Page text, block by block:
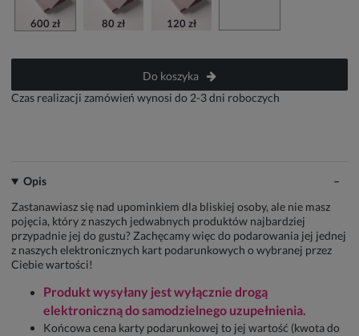
600 zł 80 zł 120 zł
Do koszyka
Czas realizacji zamówień wynosi do 2-3 dni roboczych
Opis
Zastanawiasz się nad upominkiem dla bliskiej osoby, ale nie masz
pojęcia, który z naszych jedwabnych produktów najbardziej
przypadnie jej do gustu? Zachęcamy więc do podarowania jej jednej
z naszych elektronicznych kart podarunkowych o wybranej przez
Ciebie wartości!
Produkt wysyłany jest wyłącznie drogą
elektroniczną do samodzielnego uzupełnienia.
Końcowa cena karty podarunkowej to jej wartość (kwota do